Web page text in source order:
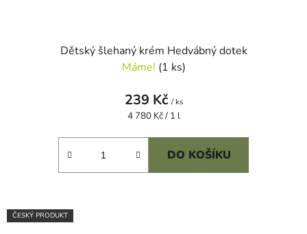
Dětský šlehaný krém Hedvábný dotek
Máme! (1 ks)
239 Kč / ks
Měrná
4 780 Kč / 1 l
DO KOŠÍKU
ČESKÝ PRODUKT